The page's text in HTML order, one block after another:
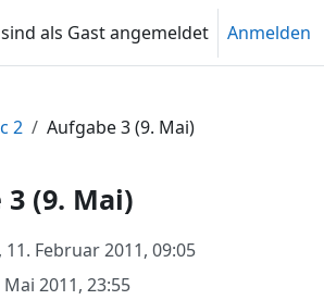
als Gast angemeldet Anmelden
2 Aufgabe 3 (9. Mai)
(9. Mai)
11. Februar 2011, 09:05
2011, 23:55